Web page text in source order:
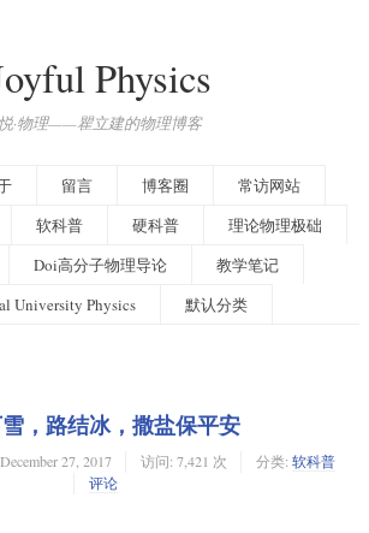
Physics
悦·物理——瞿立建的物理博客
留言 博客圈
常访网站
软科普 硬科普
理论物理极础
Doi高分子物理导论
教学笔记
University Physics
默认分类
，路结冰，撒盐保平安
December 27, 2017 访问: 7,421 次 分类: 软科普
评论